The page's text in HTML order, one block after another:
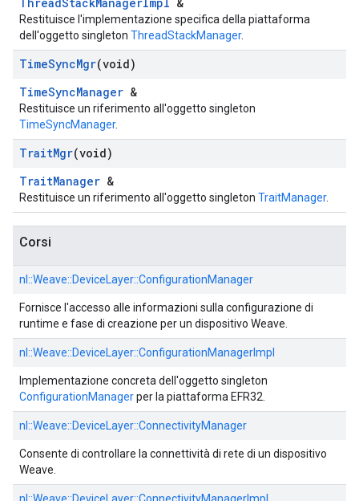
Restituisce l'implementazione specifica della piattaforma
dell'oggetto singleton ThreadStackManager.
TimeSyncMgr(void)
TimeSyncManager &
Restituisce un riferimento all'oggetto singleton
TimeSyncManager.
TraitMgr(void)
TraitManager &
Restituisce un riferimento all'oggetto singleton TraitManager.
Corsi
nl::Weave::DeviceLayer::ConfigurationManager
Fornisce l'accesso alle informazioni sulla configurazione di
runtime e fase di creazione per un dispositivo Weave.
nl::Weave::DeviceLayer::ConfigurationManagerImpl
Implementazione concreta dell'oggetto singleton
ConfigurationManagerper la piattaforma EFR32.
nl::Weave::DeviceLayer::ConnectivityManager
Consente di controllare la connettività di rete di un dispositivo
Weave.